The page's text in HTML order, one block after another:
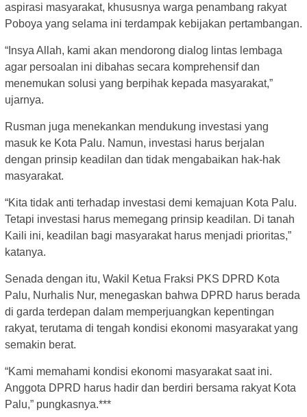
aspirasi masyarakat, khususnya warga penambang rakyat
Poboya yang selama ini terdampak kebijakan pertambangan.
“Insya Allah, kami akan mendorong dialog lintas lembaga
agar persoalan ini dibahas secara komprehensif dan
menemukan solusi yang berpihak kepada masyarakat,”
ujarnya.
Rusman juga menekankan mendukung investasi yang
masuk ke Kota Palu. Namun, investasi harus berjalan
dengan prinsip keadilan dan tidak mengabaikan hak-hak
masyarakat.
“Kita tidak anti terhadap investasi demi kemajuan Kota Palu.
Tetapi investasi harus memegang prinsip keadilan. Di tanah
Kaili ini, keadilan bagi masyarakat harus menjadi prioritas,”
katanya.
Senada dengan itu, Wakil Ketua Fraksi PKS DPRD Kota
Palu, Nurhalis Nur, menegaskan bahwa DPRD harus berada
di garda terdepan dalam memperjuangkan kepentingan
rakyat, terutama di tengah kondisi ekonomi masyarakat yang
semakin berat.
“Kami memahami kondisi ekonomi masyarakat saat ini.
Anggota DPRD harus hadir dan berdiri bersama rakyat Kota
Palu,” pungkasnya.***